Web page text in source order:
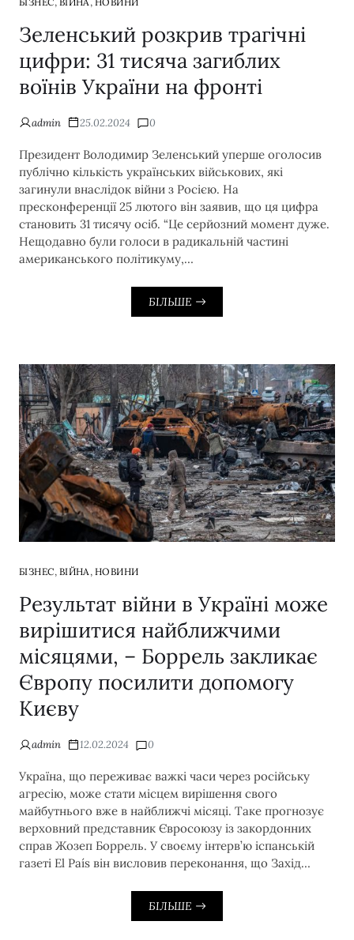
Зеленський розкрив трагічні
цифри: 31 тисяча загиблих
воїнів України на фронті
admin 25.02.2024 0
Президент Володимир Зеленський уперше оголосив
публічно кількість українських військових, які
загинули внаслідок війни з Росією. На
пресконференції 25 лютого він заявив, що ця цифра
становить 31 тисячу осіб. “Це серйозний момент дуже.
Нещодавно були голоси в радикальній частині
американського політикуму,…
БІЛЬШЕ
БІЗНЕС, ВІЙНА, НОВИНИ
Результат війни в Україні може
вирішитися найближчими
місяцями, – Боррель закликає
Європу посилити допомогу
Києву
admin 12.02.2024 0
Україна, що переживає важкі часи через російську
агресію, може стати місцем вирішення свого
майбутнього вже в найближчі місяці. Таке прогнозує
верховний представник Євросоюзу із закордонних
справ Жозеп Боррель. У своєму інтерв’ю іспанській
газеті El País він висловив переконання, що Захід…
БІЛЬШЕ